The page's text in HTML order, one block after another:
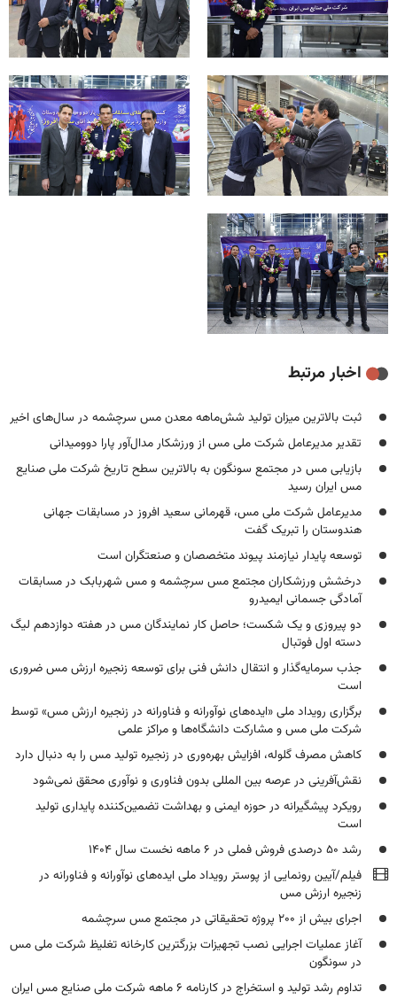
اخبار مرتبط
ثبت بالاترین میزان تولید شش‌ماهه معدن مس سرچشمه در سال‌های اخیر
تقدیر مدیرعامل شرکت ملی مس از ورزشکار مدال‌آور پارا دوومیدانی
بازیابی مس در مجتمع سونگون به بالاترین سطح تاریخ شرکت ملی صنایع
مس ایران رسید
مدیرعامل شرکت ملی مس، قهرمانی سعید افروز در مسابقات جهانی
هندوستان را تبریک گفت
توسعه پایدار نیازمند پیوند متخصصان و صنعتگران است
درخشش ورزشکاران مجتمع مس سرچشمه و مس شهربابک در مسابقات
آمادگی جسمانی ایمیدرو
دو پیروزی و یک شکست؛ حاصل کار نمایندگان مس در هفته دوازدهم لیگ
دسته اول فوتبال
جذب سرمایه‌گذار و انتقال دانش فنی برای توسعه زنجیره ارزش مس ضروری
است
برگزاری رویداد ملی «ایده‌های نوآورانه و فناورانه در زنجیره ارزش مس» توسط
شرکت ملی مس و مشارکت دانشگاه‌ها و مراکز علمی
کاهش مصرف گلوله، افزایش بهره‌وری در زنجیره تولید مس را به دنبال دارد
نقش‌آفرینی در عرصه بین المللی بدون فناوری و نوآوری محقق نمی‌شود
رویکرد پیشگیرانه در حوزه ایمنی و بهداشت تضمین‌کننده پایداری تولید
است
رشد ۵۰ درصدی فروش فملی در ۶ ماهه نخست سال ۱۴۰۴
فیلم/آیین رونمایی از پوستر رویداد ملی ایده‌های نوآورانه و فناورانه در
زنجیره ارزش مس
اجرای بیش از ۲۰۰ پروژه تحقیقاتی در مجتمع مس سرچشمه
آغاز عملیات اجرایی نصب تجهیزات بزرگترین کارخانه تغلیظ شرکت ملی مس
در سونگون
تداوم رشد تولید و استخراج در کارنامه ۶ ماهه شرکت ملی صنایع مس ایران